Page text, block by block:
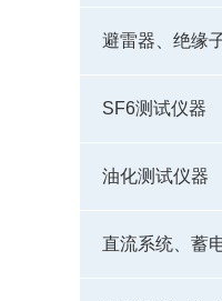
避雷器、绝缘
SF6测试仪器
油化测试仪器
直流系统、蓄